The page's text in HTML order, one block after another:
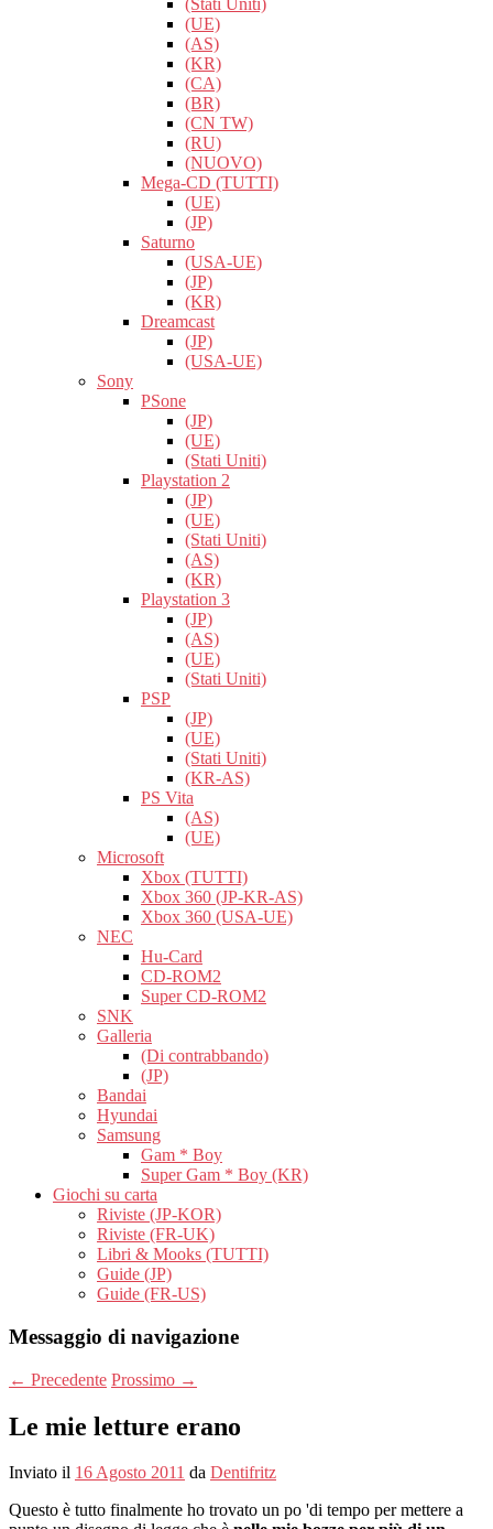
(Stati Uniti)
(UE)
(AS)
(KR)
(CA)
(BR)
(CN TW)
(RU)
(NUOVO)
Mega-CD (TUTTI)
(UE)
(JP)
Saturno
(USA-UE)
(JP)
(KR)
Dreamcast
(JP)
(USA-UE)
Sony
PSone
(JP)
(UE)
(Stati Uniti)
Playstation 2
(JP)
(UE)
(Stati Uniti)
(AS)
(KR)
Playstation 3
(JP)
(AS)
(UE)
(Stati Uniti)
PSP
(JP)
(UE)
(Stati Uniti)
(KR-AS)
PS Vita
(AS)
(UE)
Microsoft
Xbox (TUTTI)
Xbox 360 (JP-KR-AS)
Xbox 360 (USA-UE)
NEC
Hu-Card
CD-ROM2
Super CD-ROM2
SNK
Galleria
(Di contrabbando)
(JP)
Bandai
Hyundai
Samsung
Gam * Boy
Super Gam * Boy (KR)
Giochi su carta
Riviste (JP-KOR)
Riviste (FR-UK)
Libri & Mooks (TUTTI)
Guide (JP)
Guide (FR-US)
Messaggio di navigazione
← Precedente Prossimo →
Le mie letture erano
Inviato il 16 Agosto 2011 da Dentifritz
Questo è tutto finalmente ho trovato un po 'di tempo per mettere a